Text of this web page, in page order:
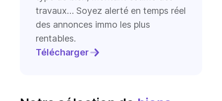
travaux… Soyez alerté en temps réel
des annonces immo les plus
rentables.
Télécharger